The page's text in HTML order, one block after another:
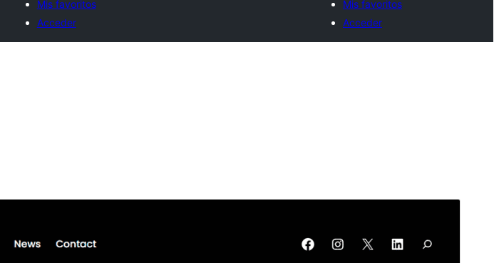
Mis favoritos
Acceder
Mis favoritos
Acceder
Este es un tema hijo de Fluxari